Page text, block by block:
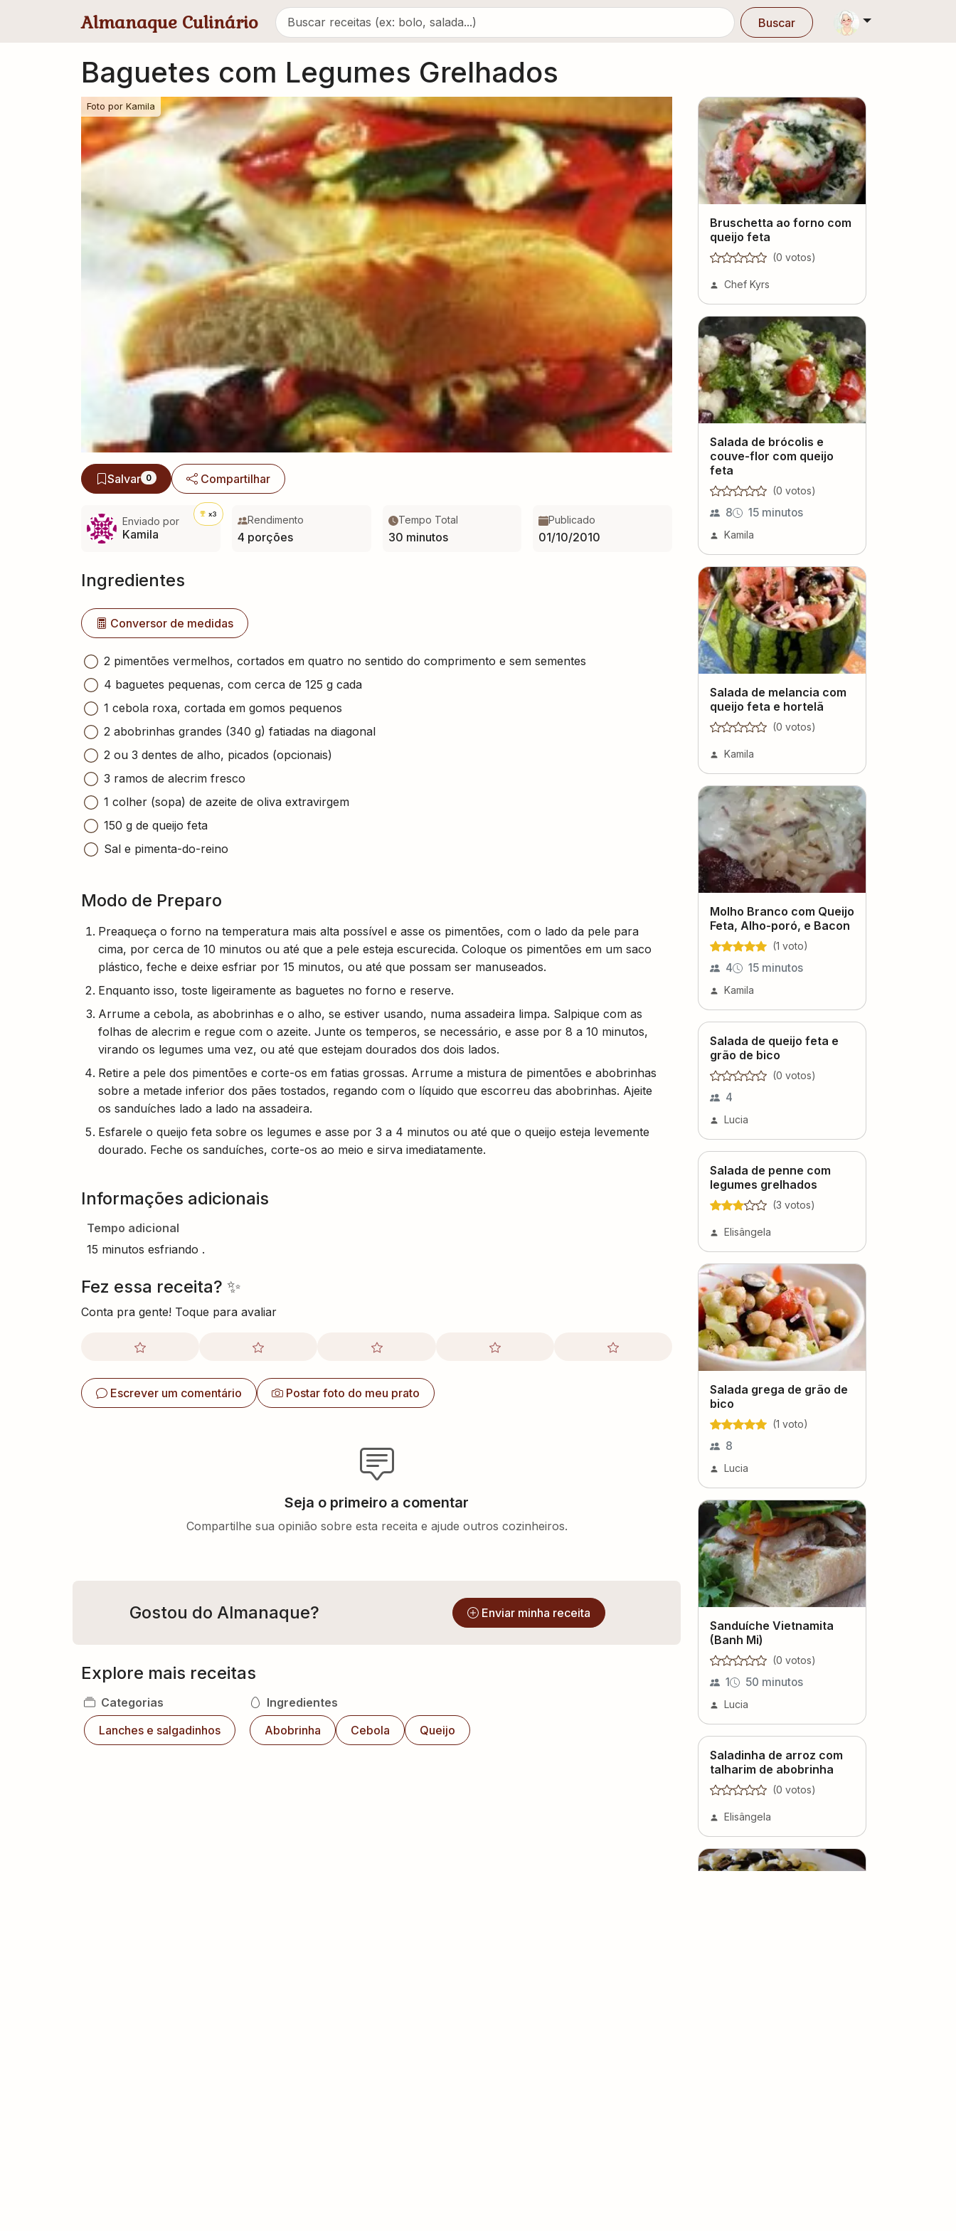
Almanaque Culinário Buscar
Baguetes com Legumes Grelhados
Foto por Kamila
Salvar 0 Compartilhar
Enviado por
Kamila
x3 Rendimento
4 porções
Tempo Total
30 minutos
Publicado
01/10/2010
Ingredientes
Conversor de medidas
2 pimentões vermelhos, cortados em quatro no sentido do comprimento e sem sementes
4 baguetes pequenas, com cerca de 125 g cada
1 cebola roxa, cortada em gomos pequenos
2 abobrinhas grandes (340 g) fatiadas na diagonal
2 ou 3 dentes de alho, picados (opcionais)
3 ramos de alecrim fresco
1 colher (sopa) de azeite de oliva extravirgem
150 g de queijo feta
Sal e pimenta-do-reino
Modo de Preparo
Preaqueça o forno na temperatura mais alta possível e asse os pimentões, com o lado da pele para
cima, por cerca de 10 minutos ou até que a pele esteja escurecida. Coloque os pimentões em um saco
plástico, feche e deixe esfriar por 15 minutos, ou até que possam ser manuseados.
Enquanto isso, toste ligeiramente as baguetes no forno e reserve.
Arrume a cebola, as abobrinhas e o alho, se estiver usando, numa assadeira limpa. Salpique com as
folhas de alecrim e regue com o azeite. Junte os temperos, se necessário, e asse por 8 a 10 minutos,
virando os legumes uma vez, ou até que estejam dourados dos dois lados.
Retire a pele dos pimentões e corte-os em fatias grossas. Arrume a mistura de pimentões e abobrinhas
sobre a metade inferior dos pães tostados, regando com o líquido que escorreu das abobrinhas. Ajeite
os sanduíches lado a lado na assadeira.
Esfarele o queijo feta sobre os legumes e asse por 3 a 4 minutos ou até que o queijo esteja levemente
dourado. Feche os sanduíches, corte-os ao meio e sirva imediatamente.
Informações adicionais
Tempo adicional
15 minutos esfriando .
Fez essa receita? ✨
Conta pra gente! Toque para avaliar
Escrever um comentário Postar foto do meu prato
Seja o primeiro a comentar
Compartilhe sua opinião sobre esta receita e ajude outros cozinheiros.
Gostou do Almanaque? Enviar minha receita
Explore mais receitas
Categorias
Lanches e salgadinhos
Ingredientes
Abobrinha
Cebola Queijo
Bruschetta ao forno com
queijo feta
(0 votos)
Chef Kyrs
Salada de brócolis e
couve-flor com queijo
feta
(0 votos)
8 15 minutos
Kamila
Salada de melancia com
queijo feta e hortelã
(0 votos)
Kamila
Molho Branco com Queijo
Feta, Alho-poró, e Bacon
(1 voto)
4 15 minutos
Kamila
Salada de queijo feta e
grão de bico
(0 votos)
4
Lucia
Salada de penne com
legumes grelhados
(3 votos)
Elisângela
Salada grega de grão de
bico
(1 voto)
8
Lucia
Sanduíche Vietnamita
(Banh Mi)
(0 votos)
1 50 minutos
Lucia
Saladinha de arroz com
talharim de abobrinha
(0 votos)
Elisângela